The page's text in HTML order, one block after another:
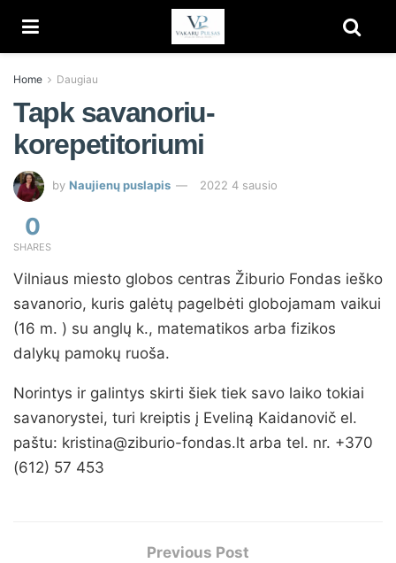
Home Daugiau
Tapk savanoriu-
korepetitoriumi
by Naujienų puslapis 2022 4 sausio
0
SHARES
Vilniaus miesto globos centras Žiburio Fondas ieško
savanorio, kuris galėtų pagelbėti globojamam vaikui
(16 m. ) su anglų k., matematikos arba fizikos
dalykų pamokų ruoša.
Norintys ir galintys skirti šiek tiek savo laiko tokiai
savanorystei, turi kreiptis į Eveliną Kaidanovič el.
paštu: kristina@ziburio-fondas.lt arba tel. nr. +370
(612) 57 453
Previous Post